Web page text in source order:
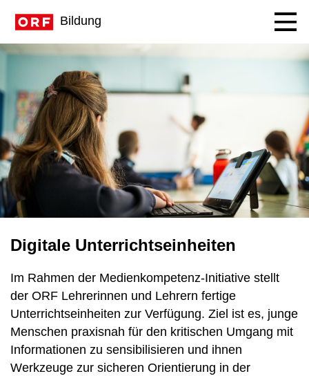
Bildung
Digitale Unterrichtseinheiten
Im Rahmen der Medienkompetenz-Initiative stellt
der ORF Lehrerinnen und Lehrern fertige
Unterrichtseinheiten zur Verfügung. Ziel ist es, junge
Menschen praxisnah für den kritischen Umgang mit
Informationen zu sensibilisieren und ihnen
Werkzeuge zur sicheren Orientierung in der